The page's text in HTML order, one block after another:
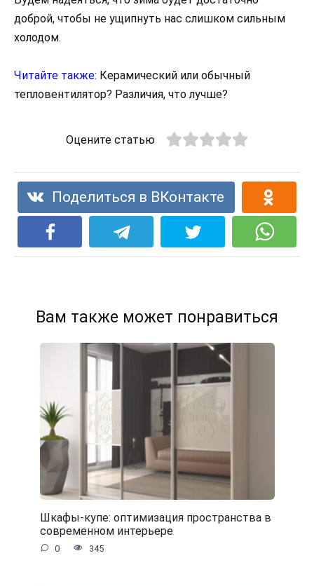
доброй, чтобы не ущипнуть нас слишком сильным
холодом.
Читайте также: Керамический или обычный
тепловентилятор? Различия, что лучше?
Оцените статью
Поделиться в ВКонтакте
Вам также может понравиться
Шкафы-купе: оптимизация пространства в
современном интерьере
0 345